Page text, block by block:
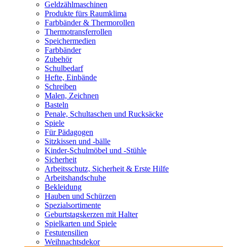
Geldzählmaschinen
Produkte fürs Raumklima
Farbbänder & Thermorollen
Thermotransferrollen
Speichermedien
Farbbänder
Zubehör
Schulbedarf
Hefte, Einbände
Schreiben
Malen, Zeichnen
Basteln
Penale, Schultaschen und Rucksäcke
Spiele
Für Pädagogen
Sitzkissen und -bälle
Kinder-Schulmöbel und -Stühle
Sicherheit
Arbeitsschutz, Sicherheit & Erste Hilfe
Arbeitshandschuhe
Bekleidung
Hauben und Schürzen
Spezialsortimente
Geburtstagskerzen mit Halter
Spielkarten und Spiele
Festutensilien
Weihnachtsdekor